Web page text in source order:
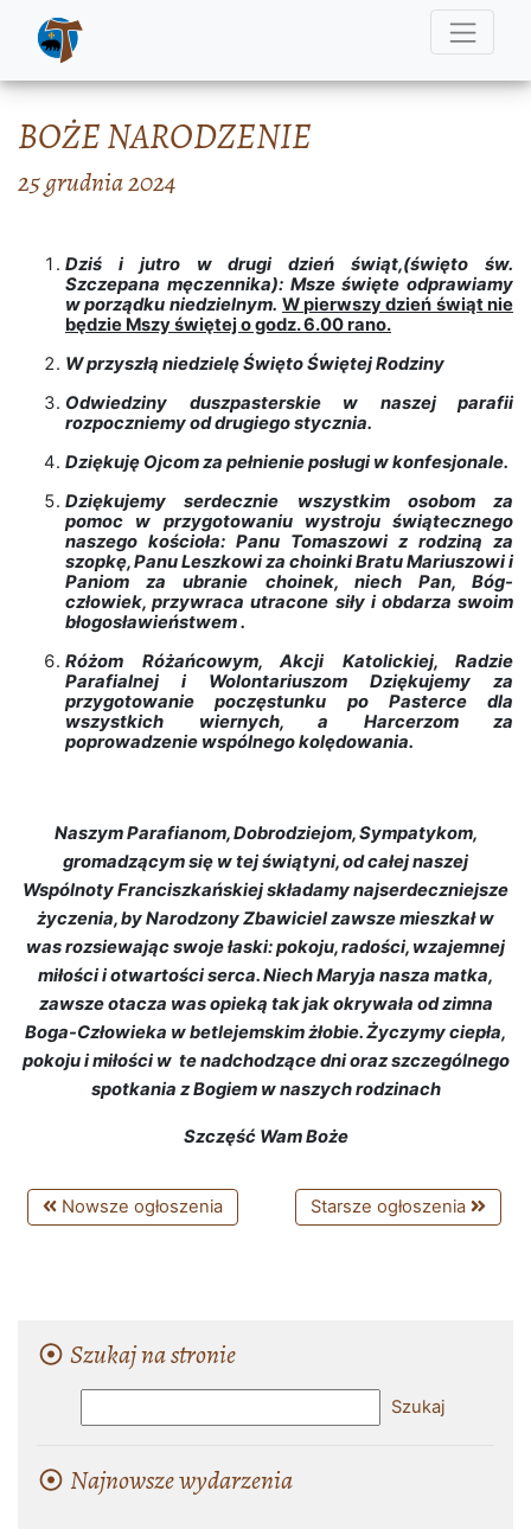
BOŻE NARODZENIE
25 grudnia 2024
Dziś i jutro w drugi dzień świąt,(święto św.
Szczepana męczennika): Msze święte odprawiamy
w porządku niedzielnym. W pierwszy dzień świąt nie
będzie Mszy świętej o godz. 6.00 rano.
W przyszłą niedzielę Święto Świętej Rodziny
Odwiedziny duszpasterskie w naszej parafii
rozpoczniemy od drugiego stycznia.
Dziękuję Ojcom za pełnienie posługi w konfesjonale.
Dziękujemy serdecznie wszystkim osobom za
pomoc w przygotowaniu wystroju świątecznego
naszego kościoła: Panu Tomaszowi z rodziną za
szopkę, Panu Leszkowi za choinki Bratu Mariuszowi i
Paniom za ubranie choinek, niech Pan, Bóg-
człowiek, przywraca utracone siły i obdarza swoim
błogosławieństwem .
Różom Różańcowym, Akcji Katolickiej, Radzie
Parafialnej i Wolontariuszom Dziękujemy za
przygotowanie poczęstunku po Pasterce dla
wszystkich wiernych, a Harcerzom za
poprowadzenie wspólnego kolędowania.
Naszym Parafianom, Dobrodziejom, Sympatykom,
gromadzącym się w tej świątyni, od całej naszej
Wspólnoty Franciszkańskiej składamy najserdeczniejsze
życzenia, by Narodzony Zbawiciel zawsze mieszkał w
was rozsiewając swoje łaski: pokoju, radości, wzajemnej
miłości i otwartości serca. Niech Maryja nasza matka,
zawsze otacza was opieką tak jak okrywała od zimna
Boga-Człowieka w betlejemskim żłobie. Życzymy ciepła,
pokoju i miłości w te nadchodzące dni oraz szczególnego
spotkania z Bogiem w naszych rodzinach
Szczęść Wam Boże
Nowsze ogłoszenia Starsze ogłoszenia
Szukaj na stronie
Najnowsze wydarzenia